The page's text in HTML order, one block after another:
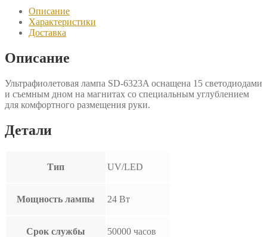
Описание
Характеристики
Доставка
Описание
Ультрафиолетовая лампа SD-6323A оснащена 15 светодиодами
и съемным дном на магнитах со специальным углублением
для комфортного размещения руки.
Детали
Тип UV/LED
Мощность лампы 24 Вт
Срок службы 50000 часов